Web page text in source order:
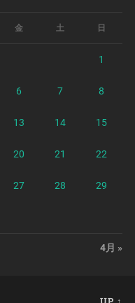
金 土 日
1
6 7 8
13 14 15
20 21 22
27 28 29
4月 »
UP ↑